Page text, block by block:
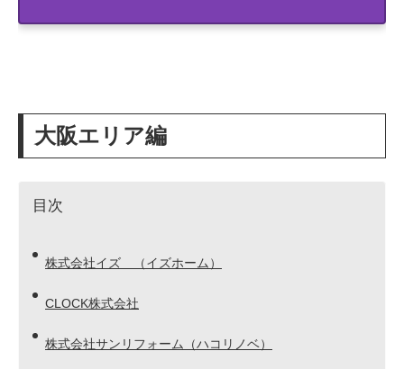
大阪エリア編
目次
株式会社イズ （イズホーム）
CLOCK株式会社
株式会社サンリフォーム（ハコリノベ）